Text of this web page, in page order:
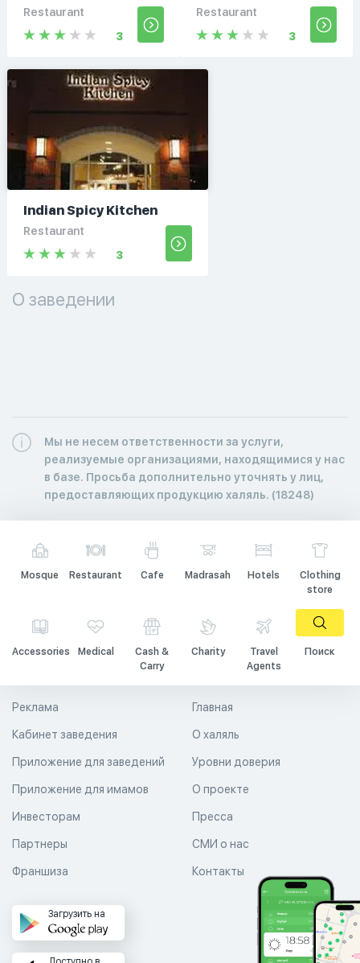
Restaurant
3
Restaurant
3
Indian Spicy Kitchen
Restaurant
3
О заведении
Мы не несем ответственности за услуги,
реализуемые организациями, находящимися у нас
в базе. Просьба дополнительно уточнять у лиц,
предоставляющих продукцию халяль. (18248)
Mosque Restaurant Cafe Madrasah Hotels
Clothing
store
Accessories Medical
Cash &
Carry
Charity
Travel
Agents
Поиск
Главная
О халяль
Уровни доверия
Реклама
Кабинет заведения
Приложение для заведений
Приложение для имамов О проекте
Пресса
СМИ о нас
Контакты
Инвесторам
Партнеры
Франшиза
Загрузить на